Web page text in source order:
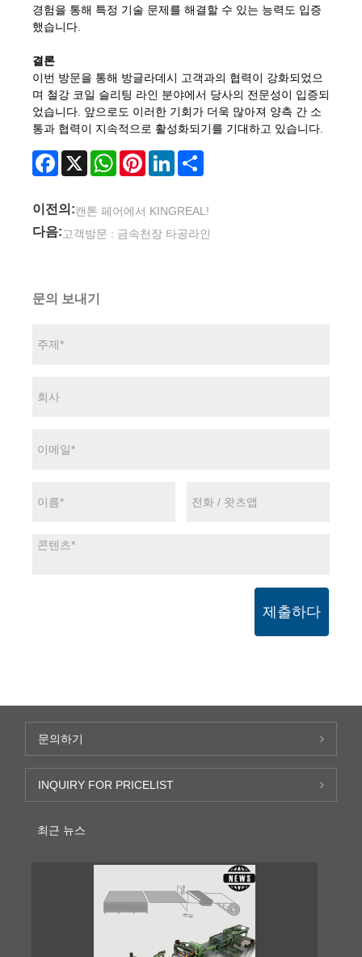
경험을 통해 특정 기술 문제를 해결할 수 있는 능력도 입증
했습니다.
결론
이번 방문을 통해 방글라데시 고객과의 협력이 강화되었으
며 철강 코일 슬리팅 라인 분야에서 당사의 전문성이 입증되
었습니다. 앞으로도 이러한 기회가 더욱 많아져 양측 간 소
통과 협력이 지속적으로 활성화되기를 기대하고 있습니다.
Facebook
X WhatsAppPinterestLinkedIn
이전의:캔톤 페어에서 KINGREAL!
다음:고객방문 : 금속천장 타공라인
문의 보내기
제출하다
문의하기
INQUIRY FOR PRICELIST
최근 뉴스